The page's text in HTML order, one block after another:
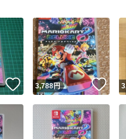
いいね！
3,788円 い